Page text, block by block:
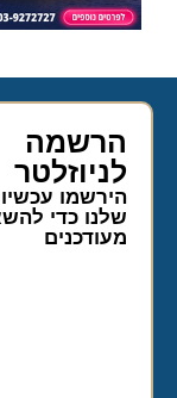
הרשמה
לניוזלטר​
הירשמו עכשיו
שלנו כדי
מעודכנים